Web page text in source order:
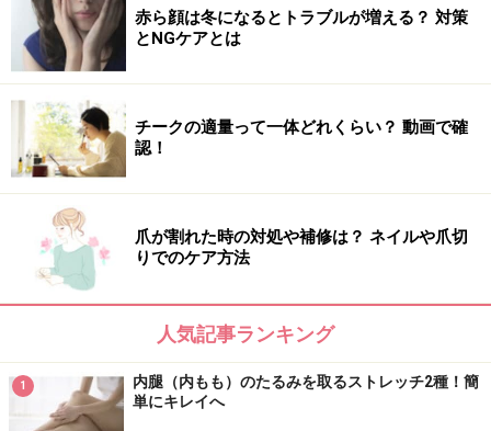
赤ら顔は冬になるとトラブルが増える？ 対策
とNGケアとは
チークの適量って一体どれくらい？ 動画で確
認！
爪が割れた時の対処や補修は？ ネイルや爪切
りでのケア方法
人気記事ランキング
1
内腿（内もも）のたるみを取るストレッチ2種！簡
単にキレイへ